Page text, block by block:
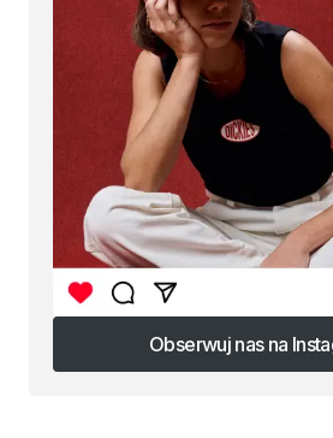
Obserwuj nas na
Obserwuj nas na